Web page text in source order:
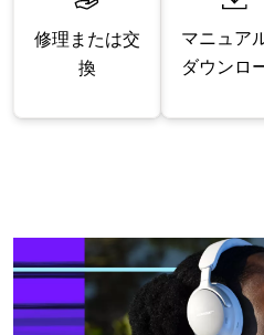
修理または交
換
マニュア
ダウンロ